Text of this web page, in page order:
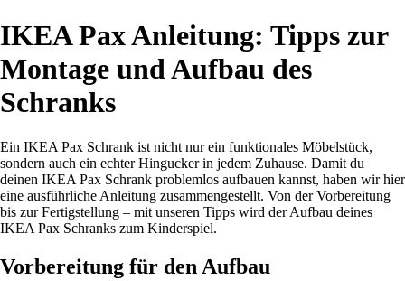
IKEA Pax Anleitung: Tipps zur
Montage und Aufbau des
Schranks
Ein IKEA Pax Schrank ist nicht nur ein funktionales Möbelstück,
sondern auch ein echter Hingucker in jedem Zuhause. Damit du
deinen IKEA Pax Schrank problemlos aufbauen kannst, haben wir hier
eine ausführliche Anleitung zusammengestellt. Von der Vorbereitung
bis zur Fertigstellung – mit unseren Tipps wird der Aufbau deines
IKEA Pax Schranks zum Kinderspiel.
Vorbereitung für den Aufbau